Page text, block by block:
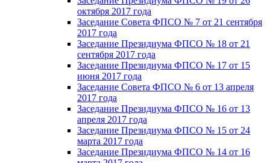
октября 2017 года
Заседание Совета ФПСО № 7 от 21 сентября
2017 года
Заседание Президиума ФПСО № 18 от 21
сентября 2017 года
Заседание Президиума ФПСО № 17 от 15
июня 2017 года
Заседание Совета ФПСО № 6 от 13 апреля
2017 года
Заседание Президиума ФПСО № 16 от 13
апреля 2017 года
Заседание Президиума ФПСО № 15 от 24
марта 2017 года
Заседание Президиума ФПСО № 14 от 16